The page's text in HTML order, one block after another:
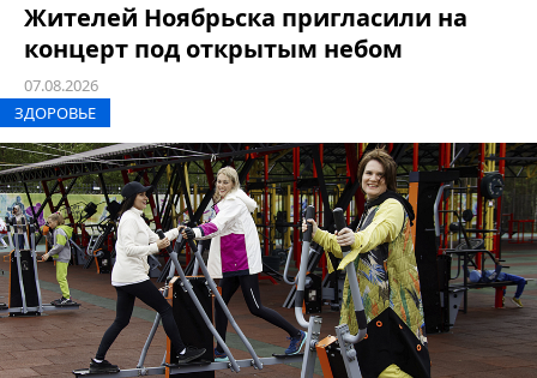
Жителей Ноябрьска пригласили на
концерт под открытым небом
07.08.2026
ЗДОРОВЬЕ